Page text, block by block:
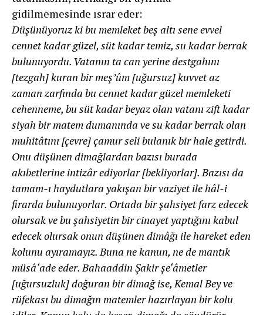
gidilmemesinde ısrar eder:
Düşünüyoruz ki bu memleket beş altı sene evvel
cennet kadar güzel, süt kadar temiz, su kadar berrak
bulunuyordu. Vatanın ta can yerine destgahını
[tezgah] kuran bir meşʼûm [uğursuz] kuvvet az
zaman zarfında bu cennet kadar güzel memleketi
cehenneme, bu süt kadar beyaz olan vatanı zift kadar
siyah bir matem dumanında ve su kadar berrak olan
muhitâtını [çevre] çamur seli bulanık bir hale getirdi.
Onu düşünen dimağlardan bazısı burada
akıbetlerine intizâr ediyorlar [bekliyorlar]. Bazısı da
tamam-ı haydutlara yakışan bir vaziyet ile hâl-i
firarda bulunuyorlar. Ortada bir şahsiyet farz edecek
olursak ve bu şahsiyetin bir cinayet yaptığını kabul
edecek olursak onun düşünen dimâğı ile hareket eden
kolunu ayıramayız. Buna ne kanun, ne de mantık
müsâ‘ade eder. Bahaaddin Şakir şe‘âmetler
[uğursuzluk] doğuran bir dimağ ise, Kemal Bey ve
rüfekası bu dimağın matemler hazırlayan bir kolu